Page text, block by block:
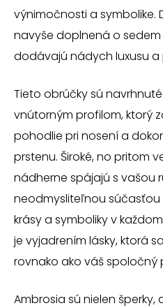
výnimočnosti a symbolike.
navyše doplnená o
dodávajú nádych luxusu
Tieto obrúčky sú
vnútorným profilom, ktorý
pohodlie pri nosení a
prstenu. Široké, no pritom
nádherne spájajú s vašou
neodmysliteľnou súčasťou
krásy a symboliky v
je vyjadrením lásky, ktorá
rovnako ako váš spoločný
Ambrosia sú nielen